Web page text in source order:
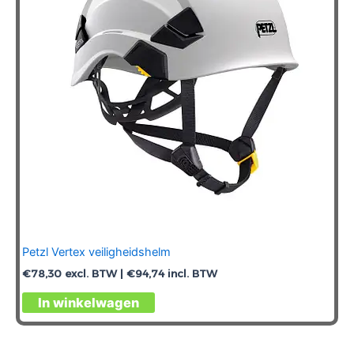
Petzl Vertex veiligheidshelm
€78,30 excl. BTW | €94,74incl. BTW
In winkelwagen
Dit
product